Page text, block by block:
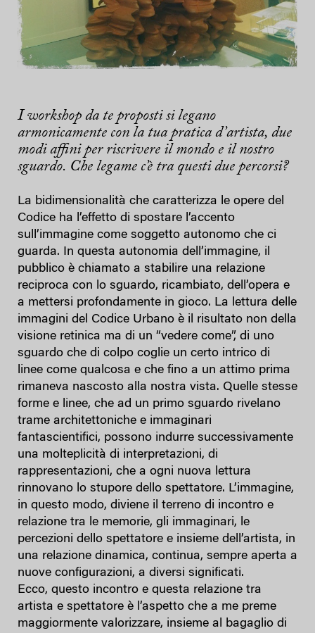
I workshop da te proposti si legano
armonicamente con la tua pratica d’artista, due
modi affini per riscrivere il mondo e il nostro
sguardo. Che legame c’è tra questi due percorsi?
La bidimensionalità che caratterizza le opere del
Codice ha l’effetto di spostare l’accento
sull’immagine come soggetto autonomo che ci
guarda. In questa autonomia dell’immagine, il
pubblico è chiamato a stabilire una relazione
reciproca con lo sguardo, ricambiato, dell’opera e
a mettersi profondamente in gioco. La lettura delle
immagini del Codice Urbano è il risultato non della
visione retinica ma di un “vedere come”, di uno
sguardo che di colpo coglie un certo intrico di
linee come qualcosa e che fino a un attimo prima
rimaneva nascosto alla nostra vista. Quelle stesse
forme e linee, che ad un primo sguardo rivelano
trame architettoniche e immaginari
fantascientifici, possono indurre successivamente
una molteplicità di interpretazioni, di
rappresentazioni, che a ogni nuova lettura
rinnovano lo stupore dello spettatore. L’immagine,
in questo modo, diviene il terreno di incontro e
relazione tra le memorie, gli immaginari, le
percezioni dello spettatore e insieme dell’artista, in
una relazione dinamica, continua, sempre aperta a
nuove configurazioni, a diversi significati.
Ecco, questo incontro e questa relazione tra
artista e spettatore è l’aspetto che a me preme
maggiormente valorizzare, insieme al bagaglio di